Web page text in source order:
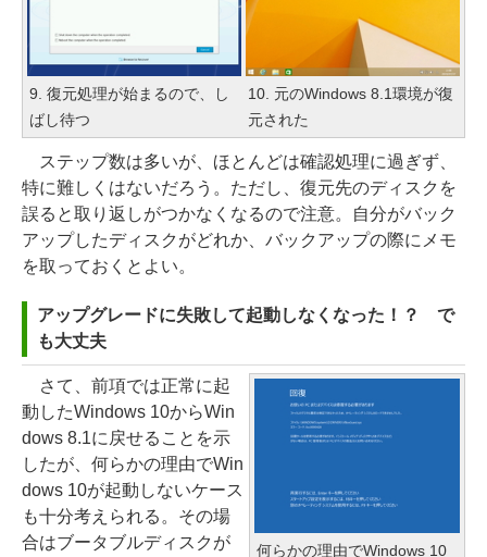
9. 復元処理が始まるので、し
ばし待つ
10. 元のWindows 8.1環境が復
元された
ステップ数は多いが、ほとんどは確認処理に過ぎず、
特に難しくはないだろう。ただし、復元先のディスクを
誤ると取り返しがつかなくなるので注意。自分がバック
アップしたディスクがどれか、バックアップの際にメモ
を取っておくとよい。
アップグレードに失敗して起動しなくなった！？ で
も大丈夫
何らかの理由でWindows 10
さて、前項では正常に起
動したWindows 10からWin
dows 8.1に戻せることを示
したが、何らかの理由でWin
dows 10が起動しないケース
も十分考えられる。その場
合はブータブルディスクが